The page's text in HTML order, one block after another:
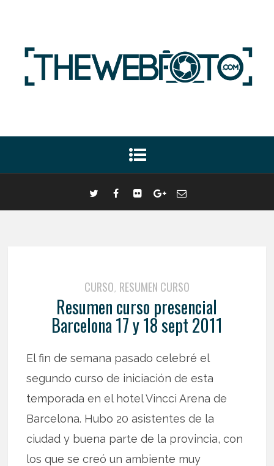
CURSO, RESUMEN CURSO
Resumen curso presencial
Barcelona 17 y 18 sept 2011
El fin de semana pasado celebré el
segundo curso de iniciación de esta
temporada en el hotel Vincci Arena de
Barcelona. Hubo 20 asistentes de la
ciudad y buena parte de la provincia, con
los que se creó un ambiente muy